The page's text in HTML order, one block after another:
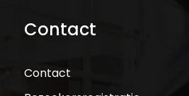
Contact
Contact